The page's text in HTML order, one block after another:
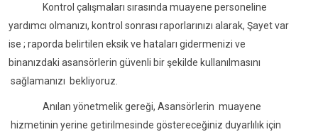
Kontrol çalışmaları sırasında muayene personeline
yardımcı olmanızı, kontrol sonrası raporlarınızı alarak, Şayet var
ise ; raporda belirtilen eksik ve hataları gidermenizi ve
binanızdaki asansörlerin güvenli bir şekilde kullanılmasını
sağlamanızı bekliyoruz.
Anılan yönetmelik gereği, Asansörlerin muayene
hizmetinin yerine getirilmesinde göstereceğiniz duyarlılık için